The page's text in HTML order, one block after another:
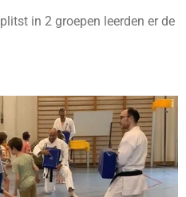
in 2 groepen leerden er de